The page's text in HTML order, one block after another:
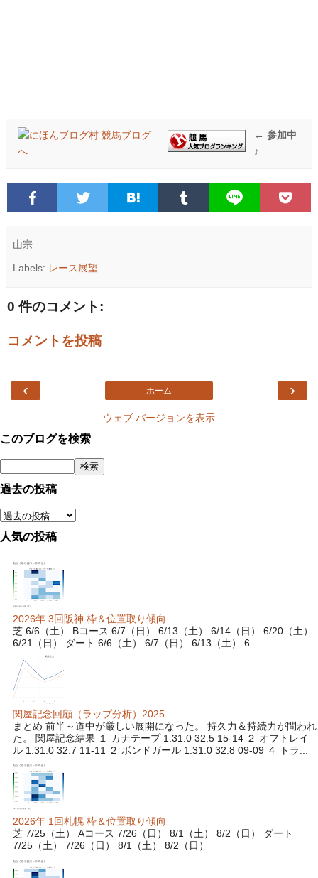
← 参加中
♪
山宗
Labels: レース展望
0 件のコメント:
コメントを投稿
‹ ›
ホーム
ウェブ バージョンを表示
このブログを検索
過去の投稿
人気の投稿
2026年 3回阪神 枠＆位置取り傾向
芝 6/6（土） Bコース 6/7（日） 6/13（土） 6/14（日） 6/20（土）
6/21（日） ダート 6/6（土） 6/7（日） 6/13（土） 6...
関屋記念回顧（ラップ分析）2025
まとめ 前半～道中が厳しい展開になった。 持久力＆持続力が問われ
た。 関屋記念結果 １ カナテープ 1.31.0 32.5 15-14 ２ オフトレイ
ル 1.31.0 32.7 11-11 ２ ボンドガール 1.31.0 32.8 09-09 ４ トラ...
2026年 1回札幌 枠＆位置取り傾向
芝 7/25（土） Aコース 7/26（日） 8/1（土） 8/2（日） ダート
7/25（土） 7/26（日） 8/1（土） 8/2（日）